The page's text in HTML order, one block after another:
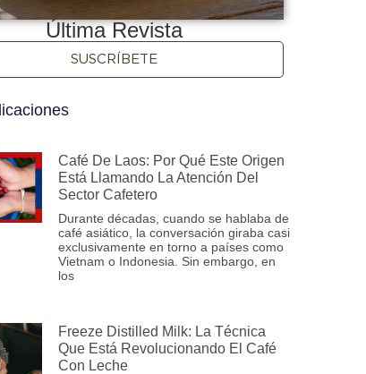
Última Revista
SUSCRÍBETE
Café De Laos: Por Qué Este Origen
Está Llamando La Atención Del
Sector Cafetero
Durante décadas, cuando se hablaba de
café asiático, la conversación giraba casi
exclusivamente en torno a países como
Vietnam o Indonesia. Sin embargo, en
los
Freeze Distilled Milk: La Técnica
Que Está Revolucionando El Café
Con Leche